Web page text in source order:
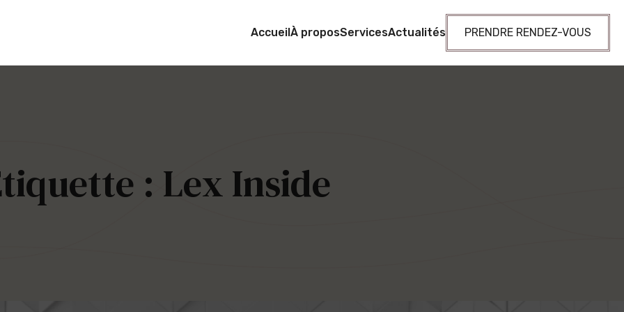
AccueilÀ proposServicesActualités PRENDRE RENDEZ-VOUS
: Lex Inside